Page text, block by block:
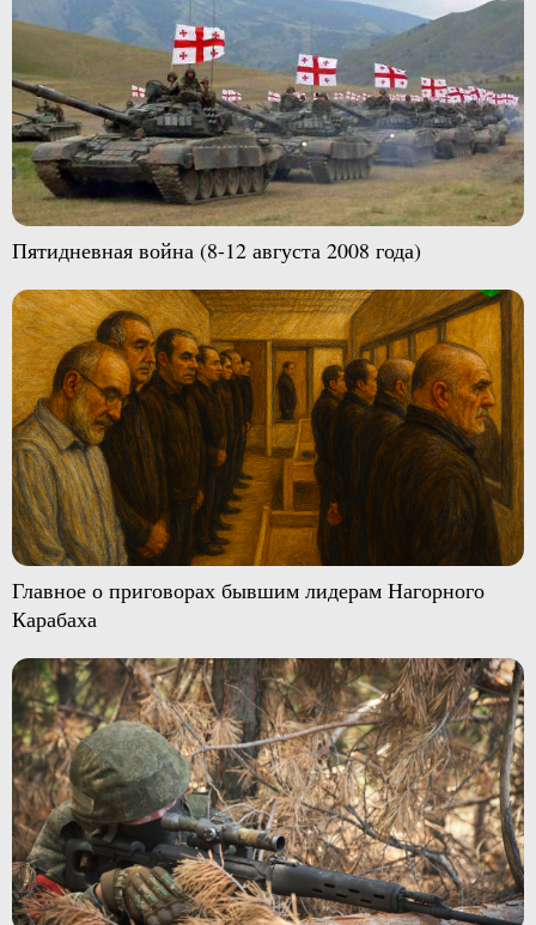
Пятидневная война (8-12 августа 2008 года)
Главное о приговорах бывшим лидерам Нагорного
Карабаха